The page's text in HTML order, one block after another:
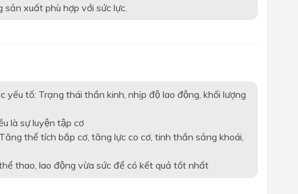
xuất phù hợp với sức lực.
yếu tố: Trạng thái thần kinh, nhịp độ lao động, khối lượng
là sự luyện tập cơ
thể tích bắp cơ, tăng lực co cơ, tinh thần sảng khoái,
thao, lao động vừa sức để có kết quả tốt nhất